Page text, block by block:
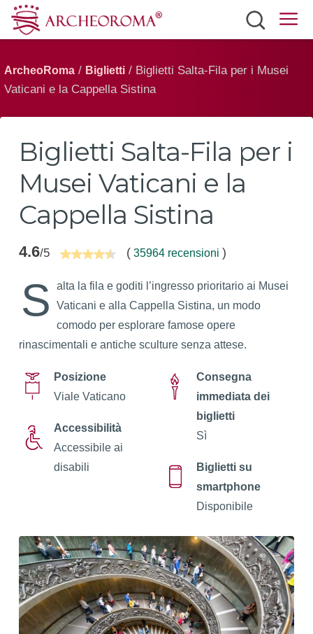
Biglietti
Eventi
Meteo
ArcheoRoma / Biglietti / Biglietti Salta-Fila per i Musei
Vaticani e la Cappella Sistina
Biglietti Salta-Fila per i
Musei Vaticani e la
Cappella Sistina
4.6/5 ( 35964 recensioni )
S
alta la fila e goditi l’ingresso prioritario ai Musei
Vaticani e alla Cappella Sistina, un modo
comodo per esplorare famose opere
rinascimentali e antiche sculture senza attese.
Posizione
Viale Vaticano
Accessibilità
Accessibile ai
disabili
Consegna
immediata dei
biglietti
Sì
Biglietti su
smartphone
Disponibile